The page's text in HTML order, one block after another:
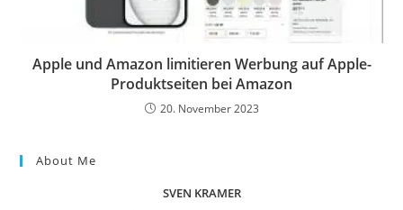
Apple und Amazon limitieren Werbung auf Apple-
Produktseiten bei Amazon
20. November 2023
About Me
SVEN KRAMER